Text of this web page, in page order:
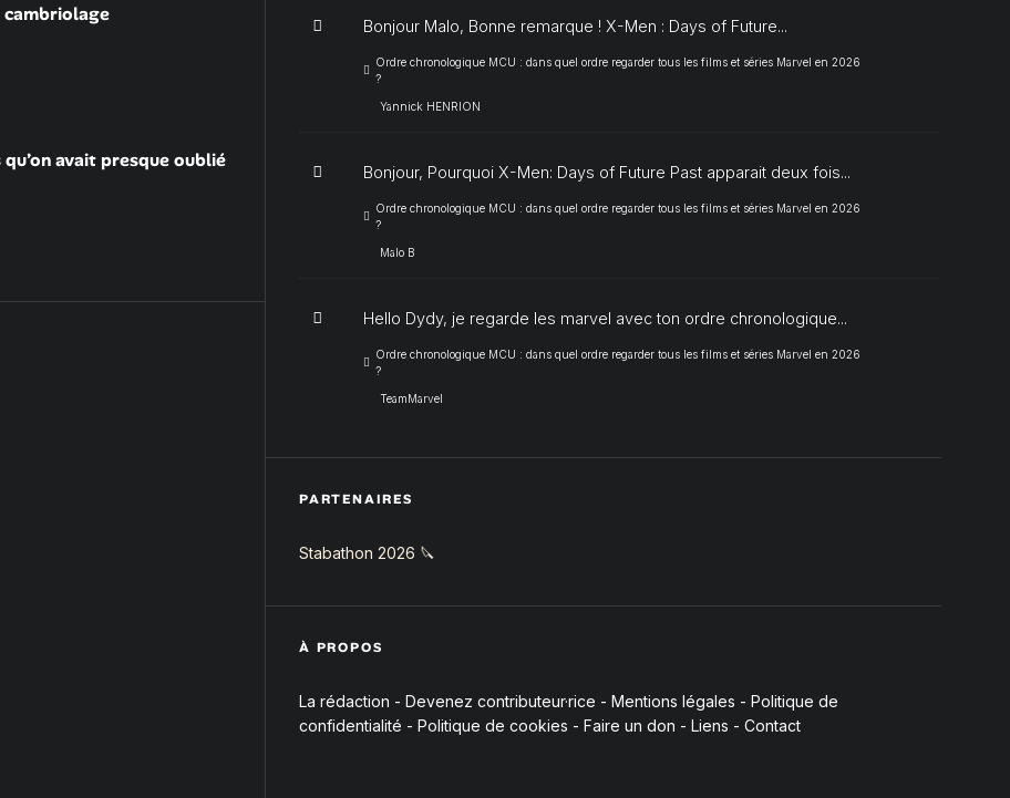
avait presque oublié
Bonjour Malo, Bonne remarque ! X-Men : Days of Future...
Ordre chronologique MCU : dans quel ordre regarder tous les films et séries Marvel en 2026
?
Yannick HENRION
Bonjour, Pourquoi X-Men: Days of Future Past apparait deux fois...
Ordre chronologique MCU : dans quel ordre regarder tous les films et séries Marvel en 2026
?
Malo B
Hello Dydy, je regarde les marvel avec ton ordre chronologique...
Ordre chronologique MCU : dans quel ordre regarder tous les films et séries Marvel en 2026
?
TeamMarvel
PARTENAIRES
Stabathon 2026 🔪
À PROPOS
La rédaction - Devenez contributeur·rice - Mentions légales - Politique de
confidentialité - Politique de cookies - Faire un don - Liens - Contact